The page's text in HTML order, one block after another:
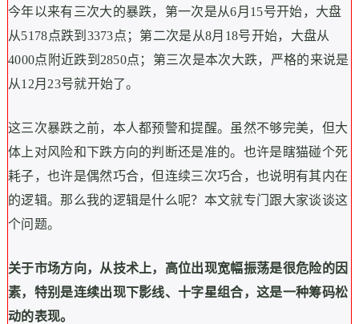
今年以来有三次大的暴跌，第一次是从6月15号开始，大盘
从5178点跌到3373点；第二次是从8月18号开始，大盘从
4000点附近跌到2850点；第三次是本次大跌，严格的来说是
从12月23号就开始了。
这三次暴跌之前，本人都预警和提醒。虽然不够完美，但大
体上对风险和下跌方向的判断还是准的。也许是瞎猫碰个死
耗子，也许是偶然巧合，但连续三次巧合，也说明有其内在
的逻辑。那么我的逻辑是什么呢？本文就专门跟大家谈谈这
个问题。
关于市场方向，从技术上，高位出现宽幅振荡是很危险的因
素，特别是连续出现下影线、十字星组合，这是一种筹码松
动的表现。